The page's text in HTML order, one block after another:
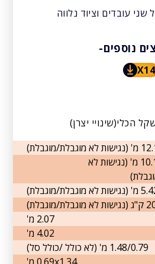
עובדים וציוד נלווה
נוספים-
מוגבלת)
10.15/11.80 מ' (נגישות לא
מוגבלת)
2.07 מ'
4.02 מ'
1.48/0.79 מ' (לא כולל /כולל סל)